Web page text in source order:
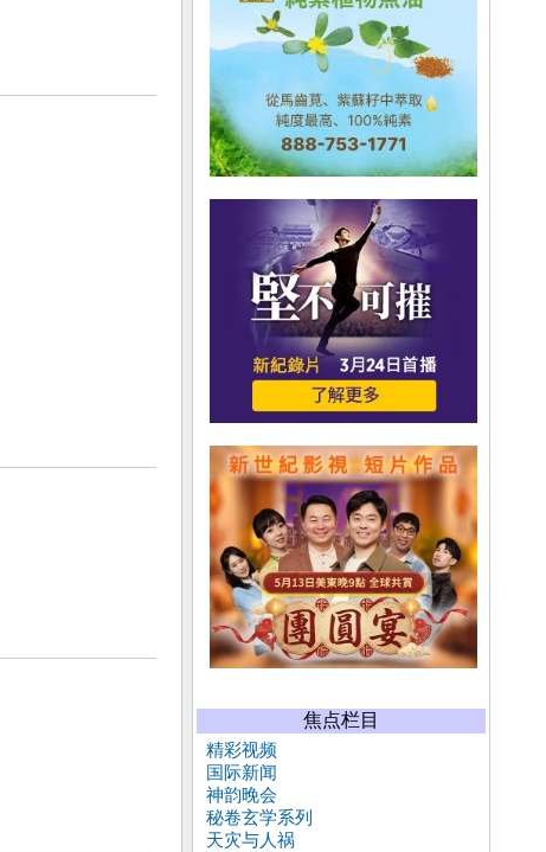
焦点栏目
精彩视频
国际新闻
神韵晚会
秘卷玄学系列
天灾与人祸